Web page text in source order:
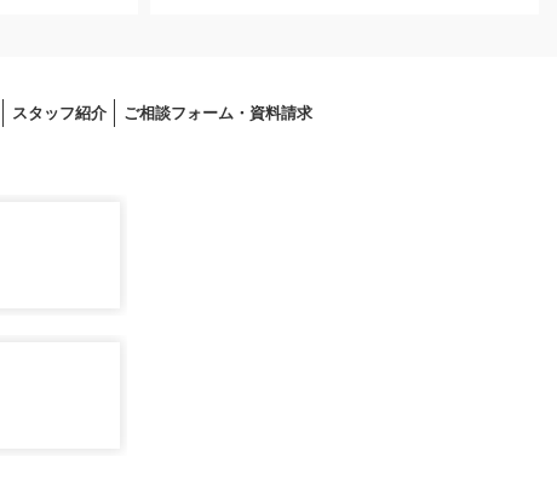
スタッフ紹介 ご相談フォーム・資料請求